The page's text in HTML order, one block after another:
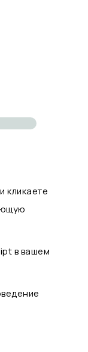
кликаете
в вашем